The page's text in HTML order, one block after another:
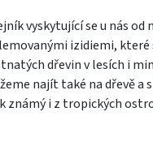
vyskytující se u nás
izidiemi, které
dřevin v lesích i
najít také na dřevě
známý i z tropických